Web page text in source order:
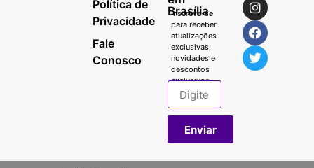
Política de
Privacidade
Fale
Conosco
Brasília
Inscreva-se
para receber
atualizações
exclusivas,
novidades e
descontos
exclusivos.
Enviar